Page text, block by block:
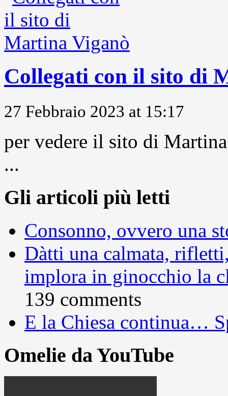
Collegati con il sito di
27 Febbraio 2023 at 15:17
per vedere il sito di
...
Gli articoli più letti
Consonno, ovvero una
Dàtti una calmata,
implora in ginocchio la
139 comments
E la Chiesa continua…
Omelie da YouTube